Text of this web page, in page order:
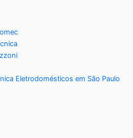
Eletrodomésticos em São Paulo